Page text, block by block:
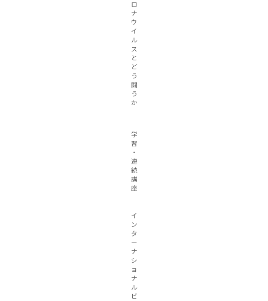
ロ
ナ
ウ
イ
ル
ス
と
ど
う
闘
う
か
学
習
・
連
続
講
座
イ
ン
タ
ー
ナ
シ
ョ
ナ
ル
ビ